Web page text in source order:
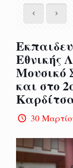
Εθνικής
Μουσικό
και στο
30